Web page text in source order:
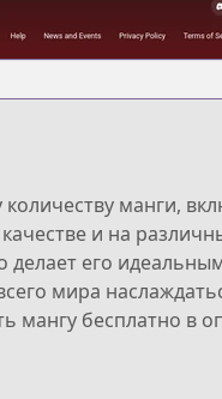
манги,
и на
делает его
мира
мангу бесплатно в